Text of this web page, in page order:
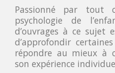
Passionné par
psychologie de
d’ouvrages à ce sujet
d’approfondir
répondre au mieux à
son expérience